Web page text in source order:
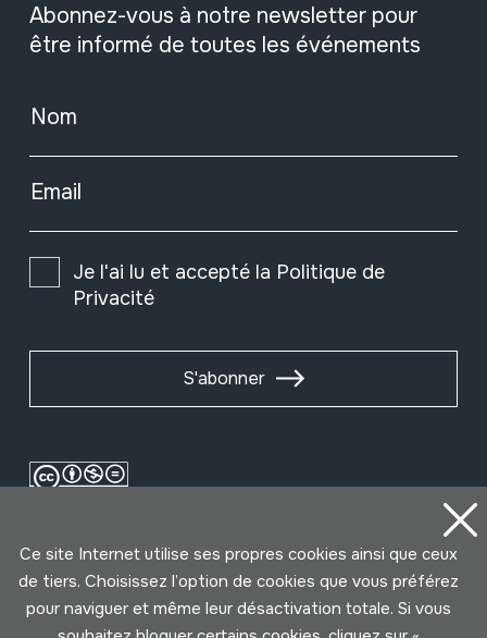
Abonnez-vous à notre newsletter pour
être informé de toutes les événements
Nom
Email
Je l'ai lu et accepté la Politique de
Privacité
S'abonner
Ce site Internet utilise ses propres cookies ainsi que ceux
de tiers. Choisissez l’option de cookies que vous préférez
pour naviguer et même leur désactivation totale. Si vous